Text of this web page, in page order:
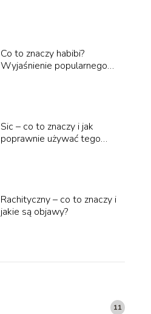
Co to znaczy habibi?
Wyjaśnienie popularnego
Sic – co to znaczy i jak
poprawnie używać tego
Rachityczny – co to znaczy i
jakie są objawy?
11